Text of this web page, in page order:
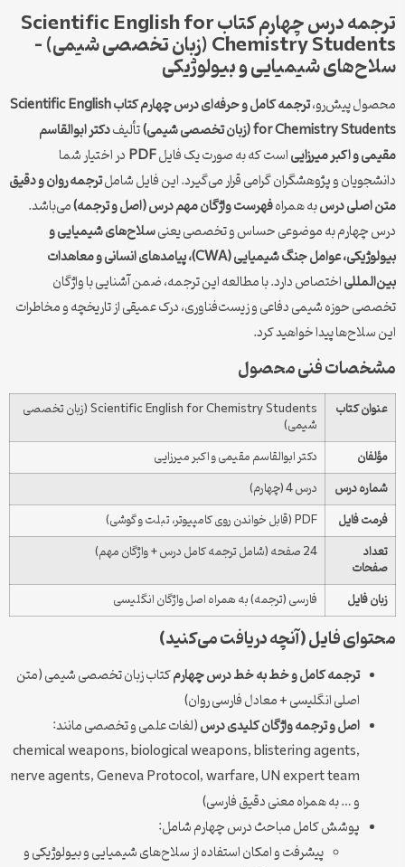
ترجمه درس چهارم کتاب Scientific English for
Chemistry Students (زبان تخصصی شیمی) –
سلاح‌های شیمیایی و بیولوژیکی
محصول پیش‌رو،
ترجمه کامل و حرفه‌ای درس چهارم کتاب Scientific English
for Chemistry Students (زبان تخصصی شیمی)
تألیفدکتر ابوالقاسم
مقیمی و اکبر میرزاییاست که به صورت یک فایلPDF در اختیار شما
دانشجویان و پژوهشگران گرامی قرار می‌گیرد. این فایل شاملترجمه روان و دقیق
متن اصلی درسبه همراهفهرست واژگان مهم درس (اصل و ترجمه)می‌باشد.
درس چهارم به موضوعی حساس و تخصصی یعنیسلاح‌های شیمیایی و
بیولوژیکی، عوامل جنگ شیمیایی (CWA)، پیامدهای انسانی و معاهدات
بین‌المللیاختصاص دارد. با مطالعه این ترجمه، ضمن آشنایی با واژگان
تخصصی حوزه شیمی دفاعی و زیست‌فناوری، درک عمیقی از تاریخچه و مخاطرات
این سلاح‌ها پیدا خواهید کرد.
مشخصات فنی محصول
عنوان کتاب
Scientific English for Chemistry Students (زبان تخصصی
شیمی)
مؤلفان
دکتر ابوالقاسم مقیمی و اکبر میرزایی
شماره درس
درس 4 (چهارم)
فرمت فایل
PDF (قابل خواندن روی کامپیوتر، تبلت و گوشی)
تعداد
صفحات
24 صفحه (شامل ترجمه کامل درس + واژگان مهم)
زبان فایل فارسی (ترجمه) به همراه اصل واژگان انگلیسی
محتوای فایل (آنچه دریافت می‌کنید)
ترجمه کامل و خط به خط درس چهارمکتاب زبان تخصصی شیمی (متن
اصلی انگلیسی + معادل فارسی روان)
اصل و ترجمه واژگان کلیدی درس(لغات علمی و تخصصی مانند:
chemical weapons, biological weapons, blistering agents,
nerve agents, Geneva Protocol, warfare, UN expert team
و … به همراه معنی دقیق فارسی)
پوشش کامل مباحث درس چهارم شامل:
پیشرفت و امکان استفاده از سلاح‌های شیمیایی و بیولوژیکی و